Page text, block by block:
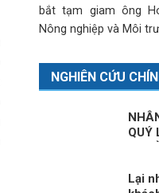
bắt tạm giam ông
Nông nghiệp và Môi
NGHIÊN CỨU
QUÝ
Lại